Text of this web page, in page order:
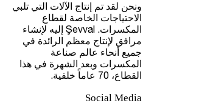
ونحن لقد تم إنتاج الآلات التي تلبي
الاحتياجات الخاصة لقطاع
المكسرات. Şevval إليه لإنشاء
مرافق لإنتاج معظم الرائدة في
جميع أنحاء عالم صناعة
المكسرات وبعد الشهرة في هذا
القطاع، 70 عاماً خلفية.
Social Media